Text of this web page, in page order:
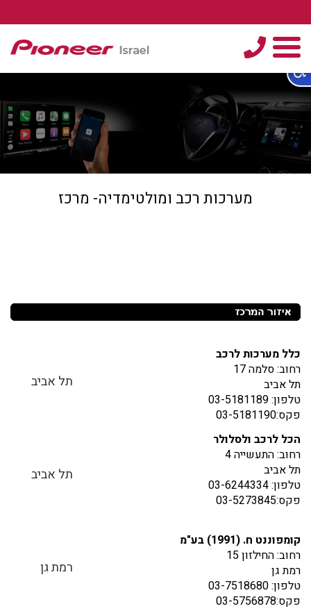
תפריט
מערכות רכב ומולטימדיה- מרכז
כלל מערכות לרכב
רחוב: סלמה 17
תל אביב
טלפון: 03-5181189
פקס:03-5181190
תל אביב
הכל לרכב ולסלולר
רחוב: התעשייה 4
תל אביב
טלפון: 03-6244334
פקס:03-5273845
תל אביב
קומפוננט ח. (1991) בע"מ
רחוב: החילזון 15
רמת גן
טלפון: 03-7518680
פקס:03-5756878
רמת גן